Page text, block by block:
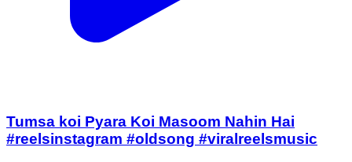
Tumsa koi Pyara Koi Masoom Nahin Hai
#reelsinstagram #oldsong #viralreelsmusic